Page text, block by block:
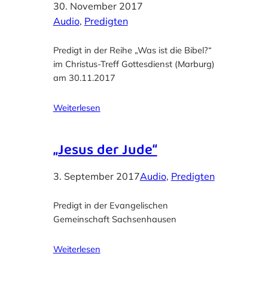
30. November 2017
Audio, Predigten
Predigt in der Reihe „Was ist die Bibel?“
im Christus-Treff Gottesdienst (Marburg)
am 30.11.2017
Weiterlesen
„Jesus der Jude“
3. September 2017Audio, Predigten
Predigt in der Evangelischen
Gemeinschaft Sachsenhausen
Weiterlesen